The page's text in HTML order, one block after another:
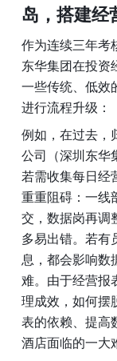
岛，搭建经
作为连续三年考
东华集团在投资
一些传统、低效
进行流程升级：
例如，在过去，
公司（深圳东华
若需收集每日经
重重阻碍：一线
交，数据岗再调
多易出错。若有
息，都会影响数
难。由于经营报
理成效，如何摆
表的依赖、提高
酒店面临的一大